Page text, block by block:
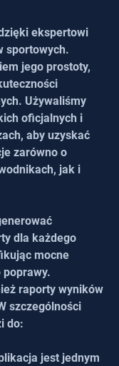
ekspertowi
sportowych.
jego prostoty,
Używaliśmy
oficjalnych i
aby uzyskać
zarówno o
jak i
dla każdego
mocne
poprawy.
raporty wyników
szczególności
do:
jest jednym